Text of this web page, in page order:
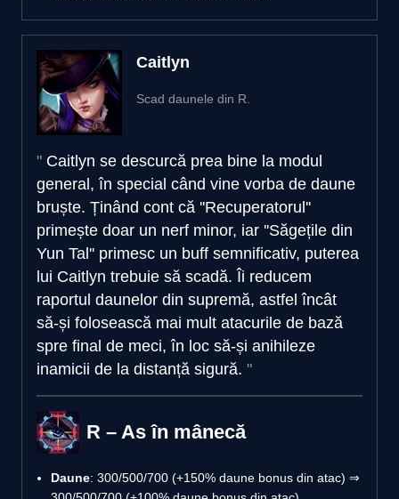
Caitlyn
Scad daunele din R.
Caitlyn se descurcă prea bine la modul
general, în special când vine vorba de daune
bruște. Ținând cont că ''Recuperatorul''
primește doar un nerf minor, iar ''Săgețile din
Yun Tal'' primesc un buff semnificativ, puterea
lui Caitlyn trebuie să scadă. Îi reducem
raportul daunelor din supremă, astfel încât
să-și folosească mai mult atacurile de bază
spre final de meci, în loc să-și anihileze
inamicii de la distanță sigură.
R – As în mânecă
Daune: 300/500/700 (+150% daune bonus din atac) ⇒